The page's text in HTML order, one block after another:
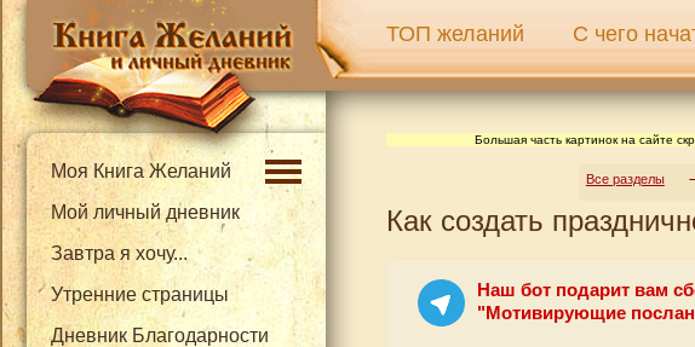
ТОП желаний С чего
Моя Книга Желаний
Мой личный дневник
Завтра я хочу...
Утренние страницы
Дневник Благодарности
Большая часть картинок на сайте
Все разделы
Как создать
Наш бот подарит вам
"Мотивирующие